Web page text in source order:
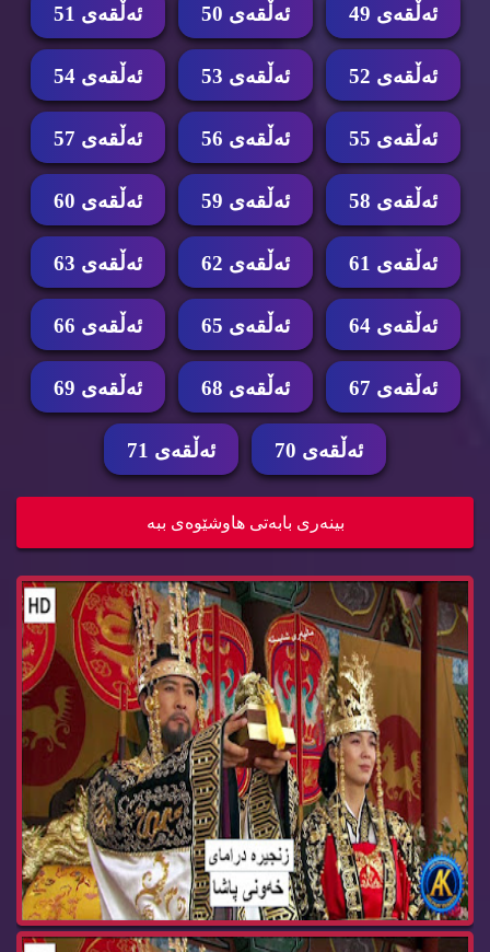
ئه‌ڵقه‌ی 49 ئه‌ڵقه‌ی 50 ئه‌ڵقه‌ی 51
ئه‌ڵقه‌ی 52 ئه‌ڵقه‌ی 53 ئه‌ڵقه‌ی 54
ئه‌ڵقه‌ی 55 ئه‌ڵقه‌ی 56 ئه‌ڵقه‌ی 57
ئه‌ڵقه‌ی 58 ئه‌ڵقه‌ی 59 ئه‌ڵقه‌ی 60
ئه‌ڵقه‌ی 61 ئه‌ڵقه‌ی 62 ئه‌ڵقه‌ی 63
ئه‌ڵقه‌ی 64 ئه‌ڵقه‌ی 65 ئه‌ڵقه‌ی 66
ئه‌ڵقه‌ی 67 ئه‌ڵقه‌ی 68 ئه‌ڵقه‌ی 69
ئه‌ڵقه‌ی 70 ئه‌ڵقه‌ی 71
بینه‌ری بابه‌تی هاوشێوه‌ی ببه‌
زنجیره‌ درامای خه‌ونی پاشا ئه‌ڵقه‌ی 66 dramay x...
زنجیره‌ درامای خه‌ونی پاشا ئه‌ڵقه‌ی 65 dramay x...